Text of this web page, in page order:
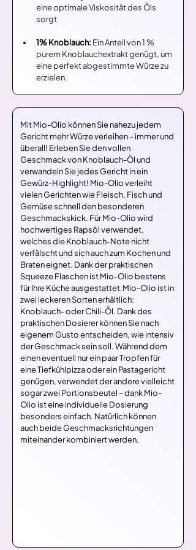
eine optimale Viskosität des Öls
sorgt
1% Knoblauch: Ein Anteil von 1 %
purem Knoblauchextrakt genügt, um
eine perfekt abgestimmte Würze zu
erzielen.
Mit Mio-Olio können Sie nahezu jedem
Gericht mehr Würze verleihen – immer und
überall! Erleben Sie den vollen
Geschmack von Knoblauch-Öl und
verwandeln Sie jedes Gericht in ein
Gewürz-Highlight! Mio-Olio verleiht
vielen Gerichten wie Fleisch, Fisch und
Gemüse schnell den besonderen
Geschmackskick. Für Mio-Olio wird
hochwertiges Rapsöl verwendet,
welches die Knoblauch-Note nicht
verfälscht und sich auch zum Kochen und
Braten eignet. Dank der praktischen
Squeeze Flaschen ist Mio-Olio bestens
für Ihre Küche ausgestattet.Mio-Olio ist in
zwei leckeren Sorten erhältlich:
Knoblauch- oder Chili-Öl. Dank des
praktischen Dosierer können Sie nach
eigenem Gusto entscheiden, wie intensiv
der Geschmack sein soll. Während dem
einen eventuell nur ein paar Tropfen für
eine Tiefkühlpizza oder ein Pastagericht
genügen, verwendet der andere vielleicht
sogar zwei Portionsbeutel – dank Mio-
Olio ist eine individuelle Dosierung
besonders einfach. Natürlich können
auch beide Geschmacksrichtungen
miteinander kombiniert werden.